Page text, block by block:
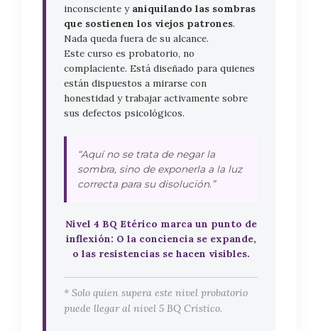
inconsciente y aniquilando las sombras
que sostienen los viejos patrones.
Nada queda fuera de su alcance.
Este curso es probatorio, no
complaciente. Está diseñado para quienes
están dispuestos a mirarse con
honestidad y trabajar activamente sobre
sus defectos psicológicos.
“Aquí no se trata de negar la
sombra, sino de exponerla a la luz
correcta para su disolución.”
Nivel 4 BQ Etérico marca un punto de
inflexión: O la conciencia se expande,
o las resistencias se hacen visibles.
* Solo quien supera este nivel probatorio
puede llegar al nivel 5 BQ Crístico.